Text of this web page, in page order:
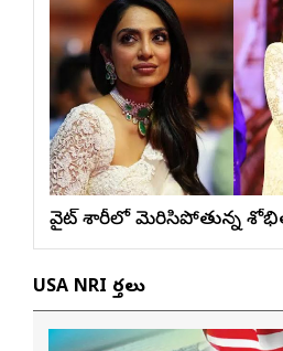
వైట్ శారీలో మెరిసిపోతున్న
USA NRI వార్తలు